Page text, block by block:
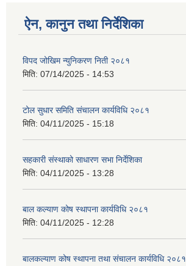
ऐन, कानुन तथा निर्देशिका
विपद जोखिम न्युनिकरण निती २०८१
मिति: 07/14/2025 - 14:53
टोल सुधार समिति संचालन कार्यविधि २०८१
मिति: 04/11/2025 - 15:18
सहकारी संस्थाको साधारण सभा निर्देशिका
मिति: 04/11/2025 - 13:28
बाल कल्याण कोष स्थापना कार्यविधि २०८१
मिति: 04/11/2025 - 12:28
बालकल्याण कोष स्थापना तथा संचालन कार्यविधि २०८१